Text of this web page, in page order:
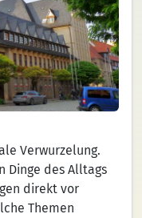
Verwurzelung.
Dinge des Alltags
direkt vor
Themen